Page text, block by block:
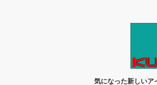
気になった新しいア